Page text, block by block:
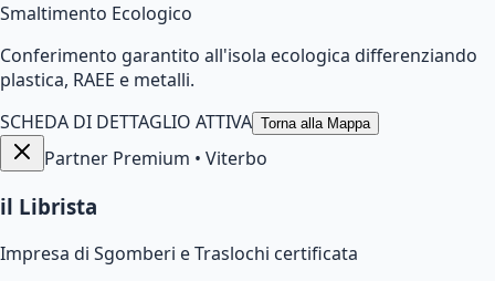
Smaltimento Ecologico
Conferimento garantito all'isola ecologica differenziando
plastica, RAEE e metalli.
SCHEDA DI DETTAGLIO ATTIVA Torna alla Mappa
Partner Premium • Viterbo
il Librista
Impresa di Sgomberi e Traslochi certificata